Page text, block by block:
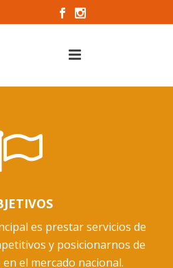
es prestar servicios de
y posicionarnos de
el mercado nacional.